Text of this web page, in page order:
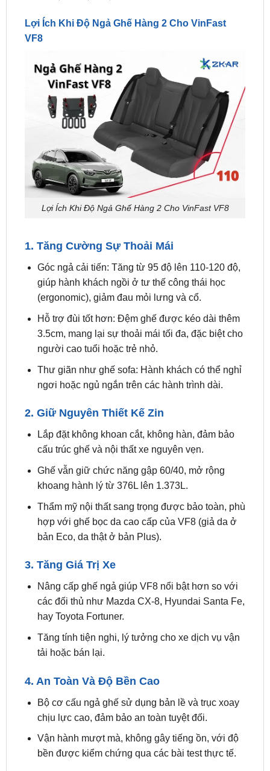
Lợi Ích Khi Độ Ngả Ghế Hàng 2 Cho VinFast VF8
1. Tăng Cường Sự Thoải Mái
giúp hành khách ngồi ở tư thế công thái học
(ergonomic), giảm đau mỏi lưng và cổ.
Hỗ trợ đùi tốt hơn: Đệm ghế được kéo dài thêm
3.5cm, mang lại sự thoải mái tối đa, đặc biệt cho
người cao tuổi hoặc trẻ nhỏ.
Thư giãn như ghế sofa: Hành khách có thể nghỉ
ngơi hoặc ngủ ngắn trên các hành trình dài.
2. Giữ Nguyên Thiết Kế Zin
cấu trúc ghế và nội thất xe nguyên vẹn.
Ghế vẫn giữ chức năng gập 60/40, mở rộng
khoang hành lý từ 376L lên 1.373L.
Thẩm mỹ nội thất sang trọng được bảo toàn, phù
hợp với ghế bọc da cao cấp của VF8 (giả da ở
bản Eco, da thật ở bản Plus).
3. Tăng Giá Trị Xe
các đối thủ như Mazda CX-8, Hyundai Santa Fe,
hay Toyota Fortuner.
Tăng tính tiện nghi, lý tưởng cho xe dịch vụ vận
tải hoặc bán lại.
4. An Toàn Và Độ Bền Cao
chịu lực cao, đảm bảo an toàn tuyệt đối.
Vận hành mượt mà, không gây tiếng ồn, với độ
bền được kiểm chứng qua các bài test thực tế.
Quy Trình Độ Ngả Ghế Hàng 2 Cho VinFast VF8